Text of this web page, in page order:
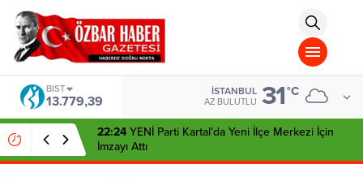
islami
chat
omegla
türk
sohbet
cinsel
sohbet
dini
chat
BIST
13.779,39
İSTANBUL
AZ BULUTLU 31°C
22:24 YENİ Parti Kartal’da Yeni İlçe Merkezi İçin
İmzayı Attı